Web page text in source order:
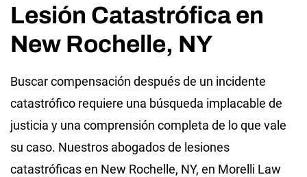
Lesión Catastrófica en
New Rochelle, NY
Buscar compensación después de un incidente
catastrófico requiere una búsqueda implacable de
justicia y una comprensión completa de lo que vale
su caso. Nuestros abogados de lesiones
catastróficas en New Rochelle, NY, en Morelli Law